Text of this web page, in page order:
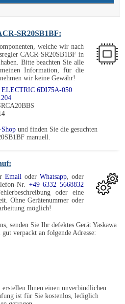
SR20SB1BF:
welche wir nach
CACR-SR20SB1BF in
Bitte beachten Sie alle
Information, für die
wir keine Gewähr!
6DI75A-050
und finden Sie die gesuchten
manuell.
Emailoder Whatsapp, oder
Nr. +49 6332 5668832
oder eine
Ohne Gerätenummer oder
möglich!
senden Sie Ihr defektes Gerät Yaskawa
verpackt an folgende Adresse:
Ihnen einen unverbindlichen
ist für Sie kostenlos, lediglich